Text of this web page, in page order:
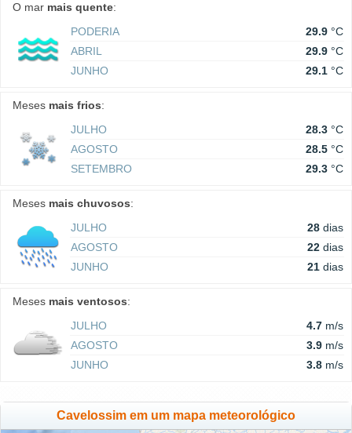
O mar mais quente:
PODERIA
29.9 °C
ABRIL
29.9 °C
JUNHO
29.1 °C
Meses mais frios:
JULHO
28.3 °C
AGOSTO
28.5 °C
SETEMBRO
29.3 °C
Meses mais chuvosos:
JULHO
28 dias
AGOSTO
22 dias
JUNHO
21 dias
Meses mais ventosos:
JULHO
4.7 m/s
AGOSTO
3.9 m/s
JUNHO
3.8 m/s
Cavelossim em um mapa meteorológico